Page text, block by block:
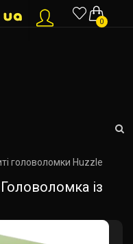
0
головоломки Huzzle
із